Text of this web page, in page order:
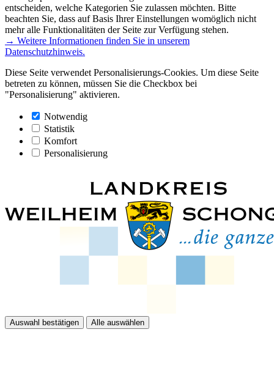
entscheiden, welche Kategorien Sie zulassen möchten. Bitte
beachten Sie, dass auf Basis Ihrer Einstellungen womöglich nicht
mehr alle Funktionalitäten der Seite zur Verfügung stehen.
→ Weitere Informationen finden Sie in unserem
Datenschutzhinweis.
Diese Seite verwendet Personalisierungs-Cookies. Um diese Seite
betreten zu können, müssen Sie die Checkbox bei
"Personalisierung" aktivieren.
Notwendig
Statistik
Komfort
Personalisierung
Auswahl bestätigen Alle auswählen